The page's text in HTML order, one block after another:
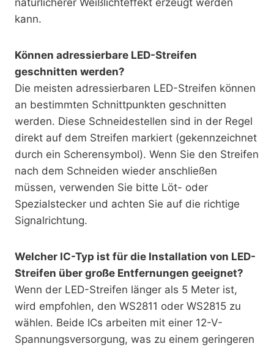
natürlicherer Weißlichteffekt erzeugt werden
kann.
Können adressierbare LED-Streifen
geschnitten werden?
Die meisten adressierbaren LED-Streifen können
an bestimmten Schnittpunkten geschnitten
werden. Diese Schneidestellen sind in der Regel
direkt auf dem Streifen markiert (gekennzeichnet
durch ein Scherensymbol). Wenn Sie den Streifen
nach dem Schneiden wieder anschließen
müssen, verwenden Sie bitte Löt- oder
Spezialstecker und achten Sie auf die richtige
Signalrichtung.
Welcher IC-Typ ist für die Installation von LED-
Streifen über große Entfernungen geeignet?
Wenn der LED-Streifen länger als 5 Meter ist,
wird empfohlen, den WS2811 oder WS2815 zu
wählen. Beide ICs arbeiten mit einer 12-V-
Spannungsversorgung, was zu einem geringeren